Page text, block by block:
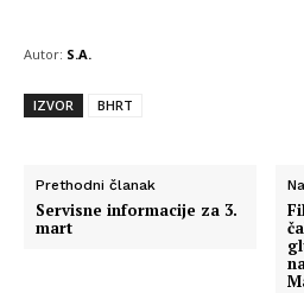
Autor: S.A.
IZVOR BHRT
Prethodni članak
Servisne informacije za 3.
mart